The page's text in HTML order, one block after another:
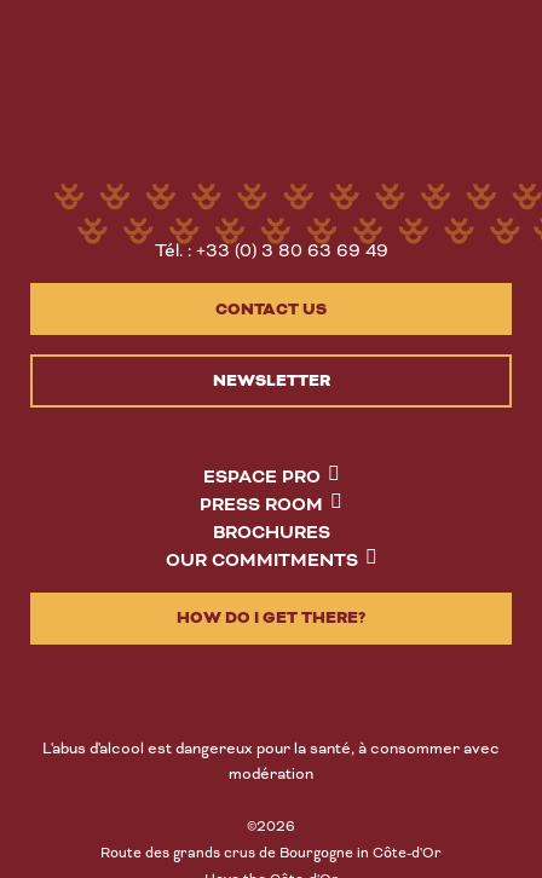
Tél. : +33 (0) 3 80 63 69 49
CONTACT US
NEWSLETTER
ESPACE PRO
PRESS ROOM
BROCHURES
OUR COMMITMENTS
HOW DO I GET THERE?
L'abus d'alcool est dangereux pour la santé, à consommer avec
modération
©2026
Route des grands crus de Bourgogne in Côte-d'Or